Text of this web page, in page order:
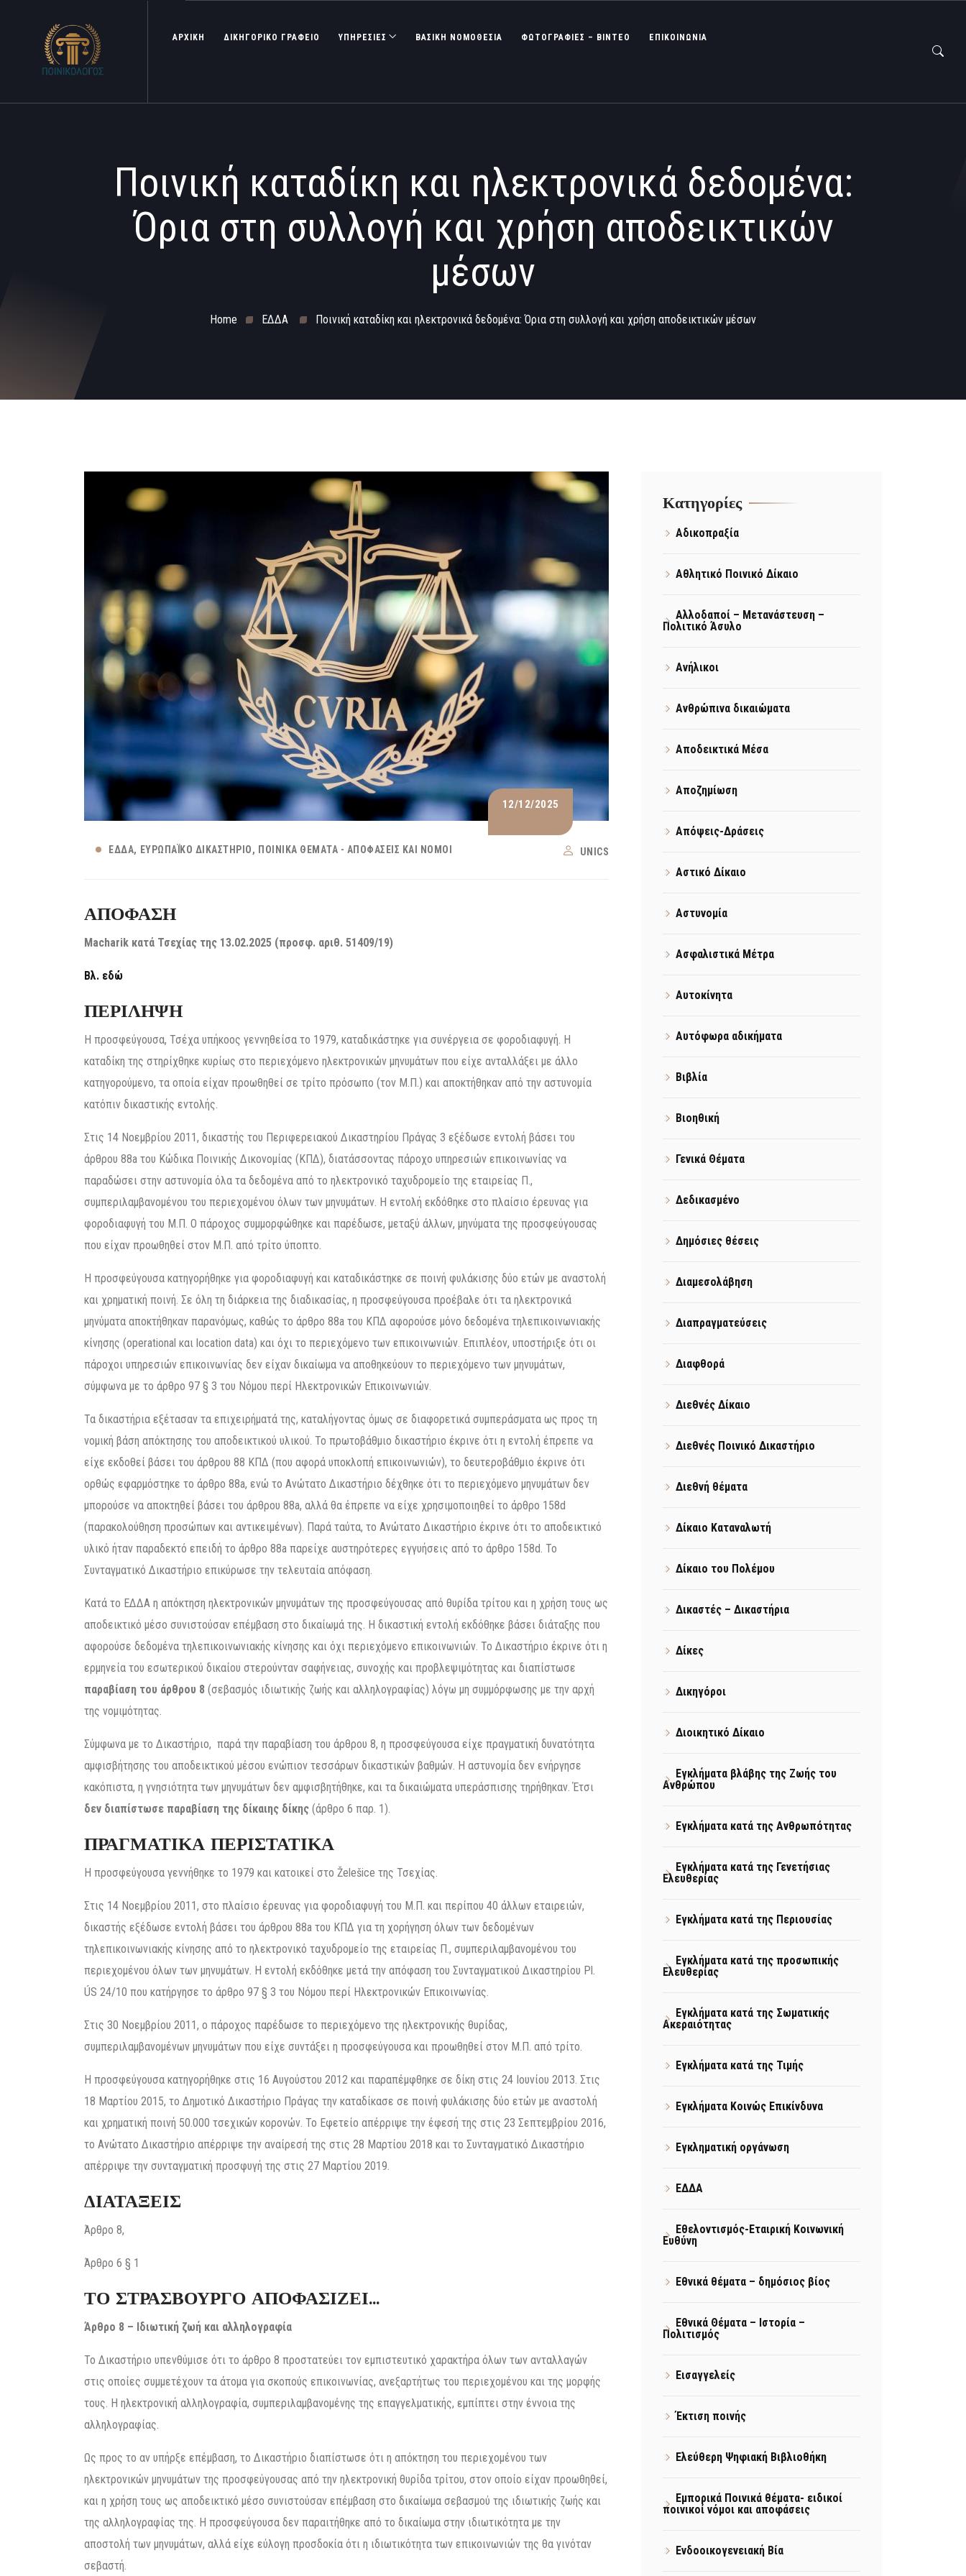
ΑΡΧΙΚΗ ΔΙΚΗΓΟΡΙΚΟ ΓΡΑΦΕΙΟ ΥΠΗΡΕΣΙΕΣ ΒΑΣΙΚΉ ΝΟΜΟΘΕΣΊΑ ΦΩΤΟΓΡΑΦΊΕΣ – ΒΊΝΤΕΟ ΕΠΙΚΟΙΝΩΝΙΑ
Ποινική καταδίκη και ηλεκτρονικά δεδομένα:
Όρια στη συλλογή και χρήση αποδεικτικών
μέσων
Home ΕΔΔΑ Ποινική καταδίκη και ηλεκτρονικά δεδομένα: Όρια στη συλλογή και χρήση αποδεικτικών μέσων
12/12/2025
ΕΔΔΑ ΕΥΡΩΠΑΪΚΌ ΔΙΚΑΣΤΉΡΙΟ ΠΟΙΝΙΚΆ ΘΈΜΑΤΑ - ΑΠΟΦΆΣΕΙΣ ΚΑΙ ΝΌΜΟΙ UNICS
ΑΠΟΦΑΣΗ
Macharik κατά Τσεχίας της 13.02.2025 (προσφ. αριθ. 51409/19)
Βλ. εδώ
ΠΕΡΙΛΗΨΗ
Η προσφεύγουσα, Τσέχα υπήκοος γεννηθείσα το 1979, καταδικάστηκε για συνέργεια σε φοροδιαφυγή. Η
καταδίκη της στηρίχθηκε κυρίως στο περιεχόμενο ηλεκτρονικών μηνυμάτων που είχε ανταλλάξει με άλλο
κατηγορούμενο, τα οποία είχαν προωθηθεί σε τρίτο πρόσωπο (τον Μ.Π.) και αποκτήθηκαν από την αστυνομία
κατόπιν δικαστικής εντολής.
Στις 14 Νοεμβρίου 2011, δικαστής του Περιφερειακού Δικαστηρίου Πράγας 3 εξέδωσε εντολή βάσει του
άρθρου 88a του Κώδικα Ποινικής Δικονομίας (ΚΠΔ), διατάσσοντας πάροχο υπηρεσιών επικοινωνίας να
παραδώσει στην αστυνομία όλα τα δεδομένα από το ηλεκτρονικό ταχυδρομείο της εταιρείας Π.,
συμπεριλαμβανομένου του περιεχομένου όλων των μηνυμάτων. Η εντολή εκδόθηκε στο πλαίσιο έρευνας για
φοροδιαφυγή του Μ.Π. Ο πάροχος συμμορφώθηκε και παρέδωσε, μεταξύ άλλων, μηνύματα της προσφεύγουσας
που είχαν προωθηθεί στον Μ.Π. από τρίτο ύποπτο.
Η προσφεύγουσα κατηγορήθηκε για φοροδιαφυγή και καταδικάστηκε σε ποινή φυλάκισης δύο ετών με αναστολή
και χρηματική ποινή. Σε όλη τη διάρκεια της διαδικασίας, η προσφεύγουσα προέβαλε ότι τα ηλεκτρονικά
μηνύματα αποκτήθηκαν παρανόμως, καθώς το άρθρο 88a του ΚΠΔ αφορούσε μόνο δεδομένα τηλεπικοινωνιακής
κίνησης (operational και location data) και όχι το περιεχόμενο των επικοινωνιών. Επιπλέον, υποστήριξε ότι οι
πάροχοι υπηρεσιών επικοινωνίας δεν είχαν δικαίωμα να αποθηκεύουν το περιεχόμενο των μηνυμάτων,
σύμφωνα με το άρθρο 97 § 3 του Νόμου περί Ηλεκτρονικών Επικοινωνιών.
Τα δικαστήρια εξέτασαν τα επιχειρήματά της, καταλήγοντας όμως σε διαφορετικά συμπεράσματα ως προς τη
νομική βάση απόκτησης του αποδεικτικού υλικού. Το πρωτοβάθμιο δικαστήριο έκρινε ότι η εντολή έπρεπε να
είχε εκδοθεί βάσει του άρθρου 88 ΚΠΔ (που αφορά υποκλοπή επικοινωνιών), το δευτεροβάθμιο έκρινε ότι
ορθώς εφαρμόστηκε το άρθρο 88a, ενώ το Ανώτατο Δικαστήριο δέχθηκε ότι το περιεχόμενο μηνυμάτων δεν
μπορούσε να αποκτηθεί βάσει του άρθρου 88a, αλλά θα έπρεπε να είχε χρησιμοποιηθεί το άρθρο 158d
(παρακολούθηση προσώπων και αντικειμένων). Παρά ταύτα, το Ανώτατο Δικαστήριο έκρινε ότι το αποδεικτικό
υλικό ήταν παραδεκτό επειδή το άρθρο 88a παρείχε αυστηρότερες εγγυήσεις από το άρθρο 158d. Το
Συνταγματικό Δικαστήριο επικύρωσε την τελευταία απόφαση.
Κατά το ΕΔΔΑ η απόκτηση ηλεκτρονικών μηνυμάτων της προσφεύγουσας από θυρίδα τρίτου και η χρήση τους ως
αποδεικτικό μέσο συνιστούσαν επέμβαση στο δικαίωμά της. Η δικαστική εντολή εκδόθηκε βάσει διάταξης που
αφορούσε δεδομένα τηλεπικοινωνιακής κίνησης και όχι περιεχόμενο επικοινωνιών. Το Δικαστήριο έκρινε ότι η
ερμηνεία του εσωτερικού δικαίου στερούνταν σαφήνειας, συνοχής και προβλεψιμότητας και διαπίστωσε
παραβίαση του άρθρου 8 (σεβασμός ιδιωτικής ζωής και αλληλογραφίας) λόγω μη συμμόρφωσης με την αρχή
της νομιμότητας.
Σύμφωνα με το Δικαστήριο, παρά την παραβίαση του άρθρου 8, η προσφεύγουσα είχε πραγματική δυνατότητα
αμφισβήτησης του αποδεικτικού μέσου ενώπιον τεσσάρων δικαστικών βαθμών. Η αστυνομία δεν ενήργησε
κακόπιστα, η γνησιότητα των μηνυμάτων δεν αμφισβητήθηκε, και τα δικαιώματα υπεράσπισης τηρήθηκαν. Έτσι
δεν διαπίστωσε παραβίαση της δίκαιης δίκης (άρθρο 6 παρ. 1).
ΠΡΑΓΜΑΤΙΚΑ ΠΕΡΙΣΤΑΤΙΚΑ
Η προσφεύγουσα γεννήθηκε το 1979 και κατοικεί στο Želešice της Τσεχίας.
Στις 14 Νοεμβρίου 2011, στο πλαίσιο έρευνας για φοροδιαφυγή του Μ.Π. και περίπου 40 άλλων εταιρειών,
δικαστής εξέδωσε εντολή βάσει του άρθρου 88a του ΚΠΔ για τη χορήγηση όλων των δεδομένων
τηλεπικοινωνιακής κίνησης από το ηλεκτρονικό ταχυδρομείο της εταιρείας Π., συμπεριλαμβανομένου του
περιεχομένου όλων των μηνυμάτων. Η εντολή εκδόθηκε μετά την απόφαση του Συνταγματικού Δικαστηρίου Pl.
ÚS 24/10 που κατήργησε το άρθρο 97 § 3 του Νόμου περί Ηλεκτρονικών Επικοινωνίας.
Στις 30 Νοεμβρίου 2011, ο πάροχος παρέδωσε το περιεχόμενο της ηλεκτρονικής θυρίδας,
συμπεριλαμβανομένων μηνυμάτων που είχε συντάξει η προσφεύγουσα και προωθηθεί στον Μ.Π. από τρίτο.
Η προσφεύγουσα κατηγορήθηκε στις 16 Αυγούστου 2012 και παραπέμφθηκε σε δίκη στις 24 Ιουνίου 2013. Στις
18 Μαρτίου 2015, το Δημοτικό Δικαστήριο Πράγας την καταδίκασε σε ποινή φυλάκισης δύο ετών με αναστολή
και χρηματική ποινή 50.000 τσεχικών κορονών. Το Εφετείο απέρριψε την έφεσή της στις 23 Σεπτεμβρίου 2016,
το Ανώτατο Δικαστήριο απέρριψε την αναίρεσή της στις 28 Μαρτίου 2018 και το Συνταγματικό Δικαστήριο
απέρριψε την συνταγματική προσφυγή της στις 27 Μαρτίου 2019.
ΔΙΑΤΑΞΕΙΣ
Άρθρο 8,
Άρθρο 6 § 1
ΤΟ ΣΤΡΑΣΒΟΥΡΓΟ ΑΠΟΦΑΣΙΖΕΙ…
Άρθρο 8 – Ιδιωτική ζωή και αλληλογραφία
Το Δικαστήριο υπενθύμισε ότι το άρθρο 8 προστατεύει τον εμπιστευτικό χαρακτήρα όλων των ανταλλαγών
στις οποίες συμμετέχουν τα άτομα για σκοπούς επικοινωνίας, ανεξαρτήτως του περιεχομένου και της μορφής
τους. Η ηλεκτρονική αλληλογραφία, συμπεριλαμβανομένης της επαγγελματικής, εμπίπτει στην έννοια της
αλληλογραφίας.
Ως προς το αν υπήρξε επέμβαση, το Δικαστήριο διαπίστωσε ότι η απόκτηση του περιεχομένου των
ηλεκτρονικών μηνυμάτων της προσφεύγουσας από την ηλεκτρονική θυρίδα τρίτου, στον οποίο είχαν προωθηθεί,
και η χρήση τους ως αποδεικτικό μέσο συνιστούσαν επέμβαση στο δικαίωμα σεβασμού της ιδιωτικής ζωής και
της αλληλογραφίας της. Η προσφεύγουσα δεν παραιτήθηκε από το δικαίωμα στην ιδιωτικότητα με την
αποστολή των μηνυμάτων, αλλά είχε εύλογη προσδοκία ότι η ιδιωτικότητα των επικοινωνιών της θα γινόταν
σεβαστή.
Kατηγορίες
Αδικοπραξία
Αθλητικό Ποινικό Δίκαιο
Αλλοδαποί – Μετανάστευση –
Πολιτικό Άσυλο
Ανήλικοι
Ανθρώπινα δικαιώματα
Αποδεικτικά Μέσα
Αποζημίωση
Απόψεις-Δράσεις
Αστικό Δίκαιο
Αστυνομία
Ασφαλιστικά Μέτρα
Αυτοκίνητα
Αυτόφωρα αδικήματα
Βιβλία
Βιοηθική
Γενικά Θέματα
Δεδικασμένο
Δημόσιες θέσεις
Διαμεσολάβηση
Διαπραγματεύσεις
Διαφθορά
Διεθνές Δίκαιο
Διεθνές Ποινικό Δικαστήριο
Διεθνή θέματα
Δίκαιο Καταναλωτή
Δίκαιο του Πολέμου
Δικαστές – Δικαστήρια
Δίκες
Δικηγόροι
Διοικητικό Δίκαιο
Εγκλήματα βλάβης της Ζωής του
Ανθρώπου
Εγκλήματα κατά της Ανθρωπότητας
Εγκλήματα κατά της Γενετήσιας
Ελευθερίας
Εγκλήματα κατά της Περιουσίας
Εγκλήματα κατά της προσωπικής
Ελευθερίας
Εγκλήματα κατά της Σωματικής
Ακεραιότητας
Εγκλήματα κατά της Τιμής
Εγκλήματα Κοινώς Επικίνδυνα
Εγκληματική οργάνωση
ΕΔΔΑ
Εθελοντισμός-Εταιρική Κοινωνική
Ευθύνη
Εθνικά θέματα – δημόσιος βίος
Εθνικά Θέματα – Ιστορία –
Πολιτισμός
Εισαγγελείς
Έκτιση ποινής
Ελεύθερη Ψηφιακή Βιβλιοθήκη
Εμπορικά Ποινικά θέματα- ειδικοί
ποινικοί νόμοι και αποφάσεις
Ενδοοικογενειακή Βία